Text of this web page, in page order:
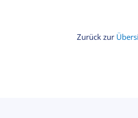
Zurück zur